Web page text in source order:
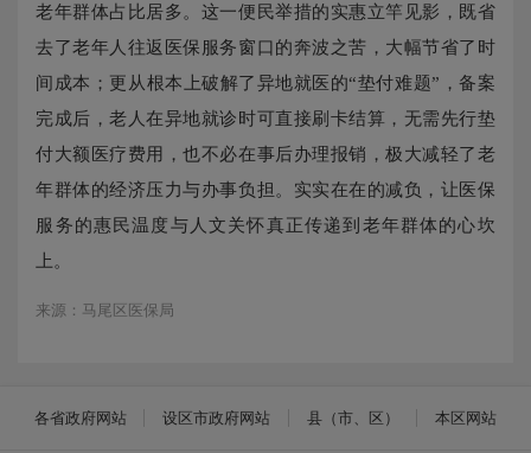
老年群体占比居多。这一便民举措的实惠立竿见影，既省
去了老年人往返医保服务窗口的奔波之苦，大幅节省了时
间成本；更从根本上破解了异地就医的“垫付难题”，备案
完成后，老人在异地就诊时可直接刷卡结算，无需先行垫
付大额医疗费用，也不必在事后办理报销，极大减轻了老
年群体的经济压力与办事负担。实实在在的减负，让医保
服务的惠民温度与人文关怀真正传递到老年群体的心坎
上。
来源：马尾区医保局
各省政府网站 设区市政府网站 县（市、区） 本区网站